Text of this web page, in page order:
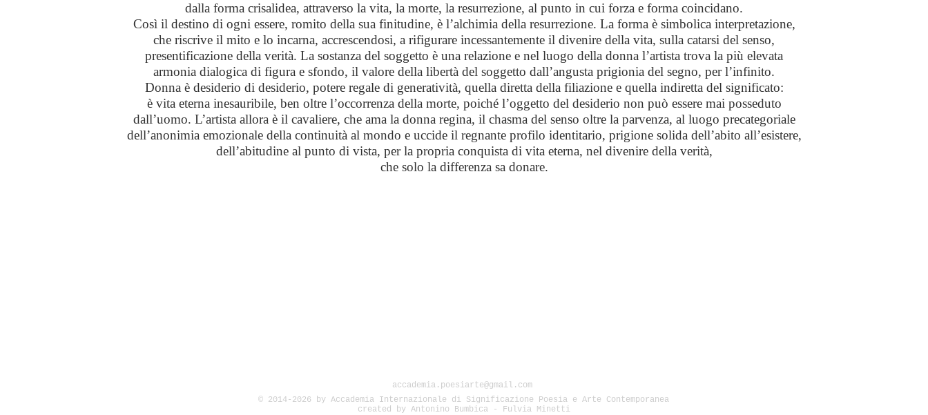
dalla forma crisalidea, attraverso la vita, la morte, la resurrezione, al punto in cui forza e forma coincidano.
Così il destino di ogni essere, romito della sua finitudine, è l’alchimia della resurrezione. La forma è simbolica interpretazione,
che riscrive il mito e lo incarna, accrescendosi, a rifigurare incessantemente il divenire della vita, sulla catarsi del senso,
presentificazione della verità. La sostanza del soggetto è una relazione e nel luogo della donna l’artista trova la più elevata
armonia dialogica di figura e sfondo, il valore della libertà del soggetto dall’angusta prigionia del segno, per l’infinito.
Donna è desiderio di desiderio, potere regale di generatività, quella diretta della filiazione e quella indiretta del significato:
è vita eterna inesauribile, ben oltre l’occorrenza della morte, poiché l’oggetto del desiderio non può essere mai posseduto
dall’uomo. L’artista allora è il cavaliere, che ama la donna regina, il chasma del senso oltre la parvenza, al luogo precategoriale
dell’anonimia emozionale della continuità al mondo e uccide il regnante profilo identitario, prigione solida dell’abito all’esistere,
dell’abitudine al punto di vista, per la propria conquista di vita eterna, nel divenire della verità,
che solo la differenza sa donare.
© 2014-2026 by Accademia Internazionale di Significazione Poesia e Arte Contemporanea
created by Antonino Bumbica - Fulvia Minetti
accademia.poesiarte@gmail.com